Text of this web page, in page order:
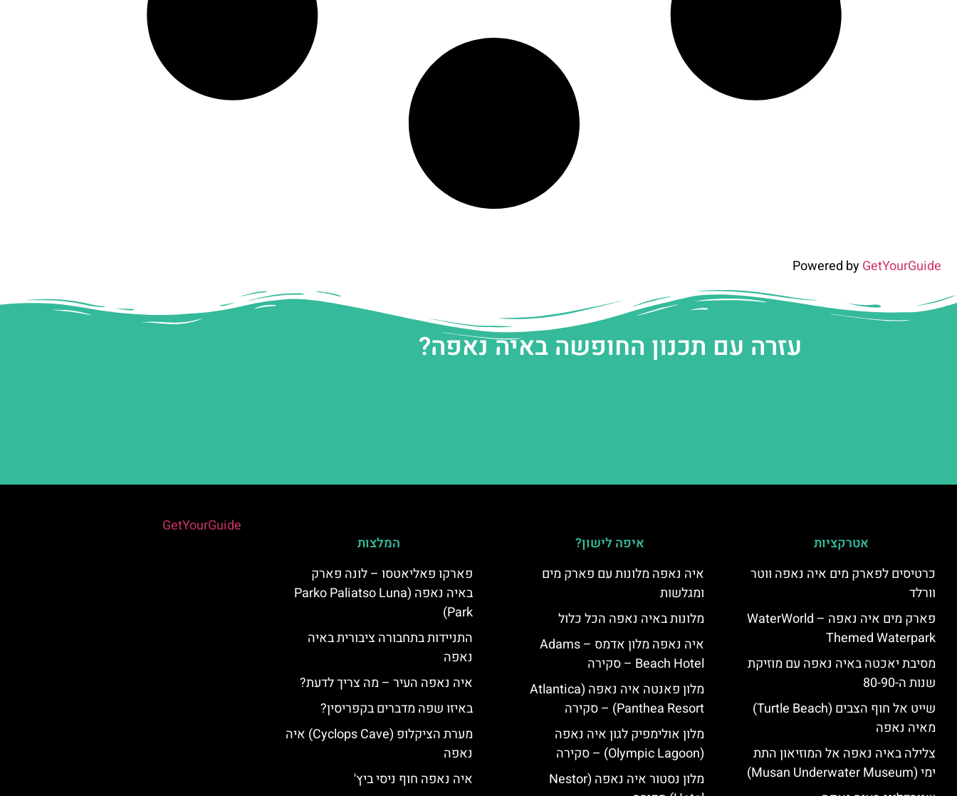
Powered byGetYourGuide
עזרה עם תכנון החופשה באיה נאפה?
אטרקציות
כרטיסים לפארק מים איה נאפה ווטר
וורלד
פארק מים איה נאפה – ‪‪WaterWorld
Themed Waterpark‬‬
מסיבת יאכטה באיה נאפה עם מוזיקת
שנות ה-80-90
שייט אל חוף הצבים (Turtle Beach)
מאיה נאפה
צלילה באיה נאפה אל המוזיאון התת
ימי (Musan Underwater Museum)
איפה לישון?
איה נאפה מלונות עם פארק מים
ומגלשות
מלונות באיה נאפה הכל כלול
איה נאפה מלון אדמס – Adams
Beach Hotel – סקירה
מלון פאנטה איה נאפה (Atlantica
Panthea Resort) – סקירה
מלון אולימפיק לגון איה נאפה
(Olympic Lagoon) – סקירה
מלון נסטור איה נאפה (Nestor
המלצות
פארקו פאליאטסו – לונה פארק
באיה נאפה (‪Parko Paliatso Luna
Park‬)
התניידות בתחבורה ציבורית באיה
נאפה
איה נאפה העיר – מה צריך לדעת?
באיזו שפה מדברים בקפריסין?
מערת הציקלופ (Cyclops Cave) איה
נאפה
איה נאפה חוף ניסי ביץ'
GetYourGuide